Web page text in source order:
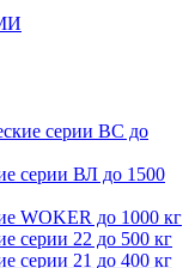
серии ВС до
серии ВЛ до 1500
WOKER до 1000 кг
серии 22 до 500 кг
серии 21 до 400 кг